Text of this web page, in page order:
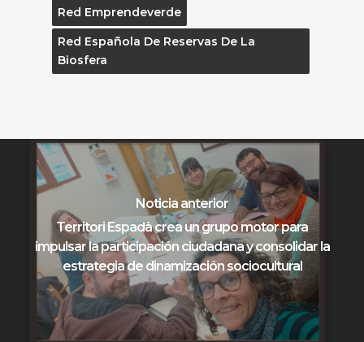
Red Emprendeverde
Red Española De Reservas De La
Biosfera
Noticia anterior
Territori Espadà crea un grupo motor para
impulsar la participación ciudadana y consolidar la
estrategia de dinamización sociocultural